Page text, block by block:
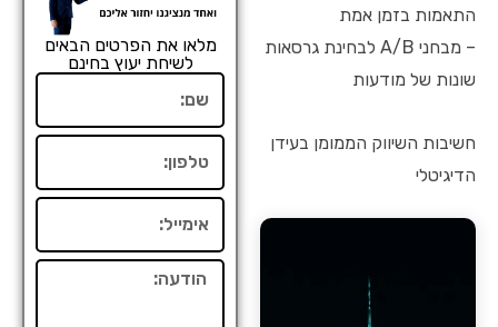
התאמות בזמן אמת
– מבחני A/B לבחינת גרסאות
שונות של מודעות
חשיבות השיווק הממומן בעידן
הדיגיטלי
מלאו את הפרטים הבאים
לשיחת יעוץ בחינם
הודעה